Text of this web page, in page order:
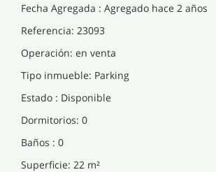
Fecha Agregada : Agregado hace 2 años
Referencia: 23093
Operación: en venta
Tipo inmueble: Parking
Estado : Disponible
Dormitorios: 0
Baños : 0
Superficie: 22 m²